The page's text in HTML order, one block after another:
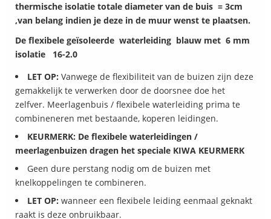
thermische isolatie totale diameter van de buis = 3cm
,van belang indien je deze in de muur wenst te plaatsen.
De flexibele geïsoleerde waterleiding blauw met 6 mm
isolatie 16-2.0
LET OP: Vanwege de flexibiliteit van de buizen zijn deze
gemakkelijk te verwerken door de doorsnee doe het
zelfver. Meerlagenbuis / flexibele waterleiding prima te
combineneren met bestaande, koperen leidingen.
KEURMERK: De flexibele waterleidingen /
meerlagenbuizen dragen het speciale KIWA KEURMERK
Geen dure perstang nodig om de buizen met
knelkoppelingen te combineren.
LET OP: wanneer een flexibele leiding eenmaal geknakt
raakt is deze onbruikbaar.